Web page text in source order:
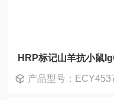
HRP标记山羊抗小鼠
产品型号：